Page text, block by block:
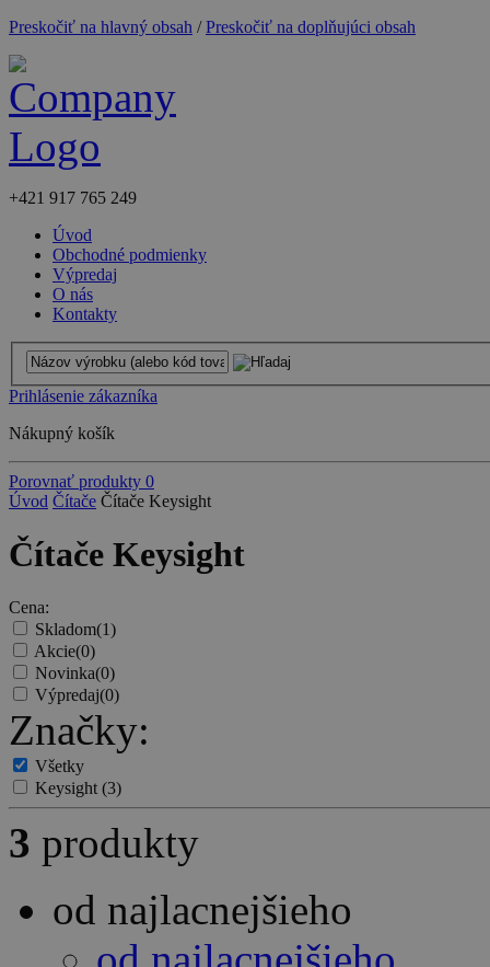
Preskočiť na hlavný obsah /Preskočiť na doplňujúci obsah
+421 917 765 249
Úvod
Obchodné podmienky
Výpredaj
O nás
Kontakty
Prihlásenie zákazníka
Nákupný košík
Porovnať produkty 0
Úvod Čítače Čítače Keysight
Čítače Keysight
Cena:
Skladom(1)
Akcie(0)
Novinka(0)
Výpredaj(0)
Značky:
Všetky
Keysight(3)
3 produkty
od najlacnejšieho